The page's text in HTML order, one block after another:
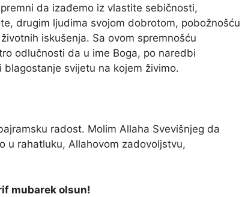
da izađemo iz vlastite sebičnosti,
drugim ljudima svojom dobrotom, pobožnošću
iskušenja. Sa ovom spremnošću
odlučnosti da u ime Boga, po naredbi
svijetu na kojem živimo.
radost. Molim Allaha Svevišnjeg da
u rahatluku, Allahovom zadovoljstvu,
mubarek olsun!